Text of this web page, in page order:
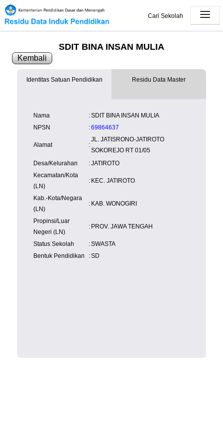
Cari Sekolah
SDIT BINA INSAN MULIA
Kembali
Identitas Satuan Pendidikan
Nama :SDIT BINA INSAN MULIA
NPSN
:69864637
Alamat :
JL. JATISRONO-JATIROTO
SOKOREJO RT 01/05
Desa/Kelurahan
:JATIROTO
Kecamatan/Kota
(LN)
: KEC. JATIROTO
Kab.-Kota/Negara
(LN)
: KAB. WONOGIRI
Propinsi/Luar
Negeri (LN)
: PROV. JAWA TENGAH
Status Sekolah :SWASTA
Bentuk Pendidikan
:SD
Residu Data Master